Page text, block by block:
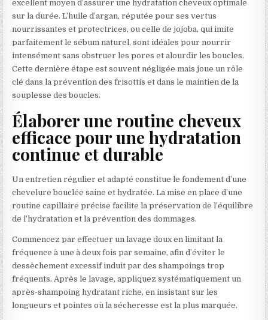
excellent moyen d’assurer une hydratation cheveux optimale
sur la durée. L’huile d’argan, réputée pour ses vertus
nourrissantes et protectrices, ou celle de jojoba, qui imite
parfaitement le sébum naturel, sont idéales pour nourrir
intensément sans obstruer les pores et alourdir les boucles.
Cette dernière étape est souvent négligée mais joue un rôle
clé dans la prévention des frisottis et dans le maintien de la
souplesse des boucles.
Élaborer une routine cheveux
efficace pour une hydratation
continue et durable
Un entretien régulier et adapté constitue le fondement d’une
chevelure bouclée saine et hydratée. La mise en place d’une
routine capillaire précise facilite la préservation de l’équilibre
de l’hydratation et la prévention des dommages.
Commencez par effectuer un lavage doux en limitant la
fréquence à une à deux fois par semaine, afin d’éviter le
dessèchement excessif induit par des shampoings trop
fréquents. Après le lavage, appliquez systématiquement un
après-shampoing hydratant riche, en insistant sur les
longueurs et pointes où la sécheresse est la plus marquée.